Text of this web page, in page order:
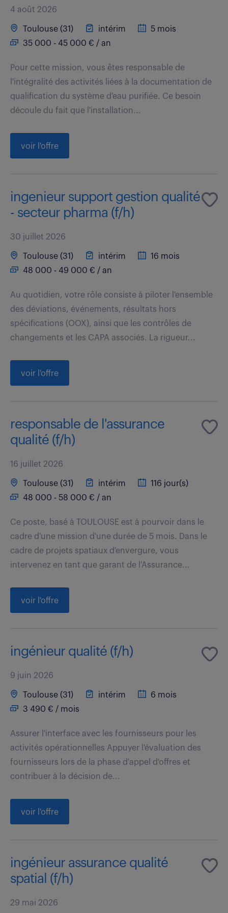
4 août 2026
Toulouse (31) intérim
5 mois
35 000 - 45 000 € / an
Pour cette mission, vous êtes responsable de
l'intégralité des activités liées à la documentation de
qualification du système d'eau purifiée. Ce besoin
découle du fait que l'installation...
voir l'offre
ingenieur support gestion qualité
- secteur pharma (f/h)
30 juillet 2026
Toulouse (31) intérim
16 mois
48 000 - 49 000 € / an
Au quotidien, votre rôle consiste à piloter l'ensemble
des déviations, événements, résultats hors
spécifications (OOX), ainsi que les contrôles de
changements et les CAPA associés. La rigueur...
voir l'offre
responsable de l'assurance
qualité (f/h)
16 juillet 2026
Toulouse (31) intérim
116 jour(s)
48 000 - 58 000 € / an
Ce poste, basé à TOULOUSE est à pourvoir dans le
cadre d'une mission d'une durée de 5 mois. Dans le
cadre de projets spatiaux d'envergure, vous
intervenez en tant que garant de l'Assurance...
voir l'offre
ingénieur qualité (f/h)
9 juin 2026
Toulouse (31) intérim
6 mois
3 490 € / mois
Assurer l'interface avec les fournisseurs pour les
activités opérationnelles Appuyer l'évaluation des
fournisseurs lors de la phase d'appel d'offres et
contribuer à la décision de...
voir l'offre
ingénieur assurance qualité
spatial (f/h)
29 mai 2026